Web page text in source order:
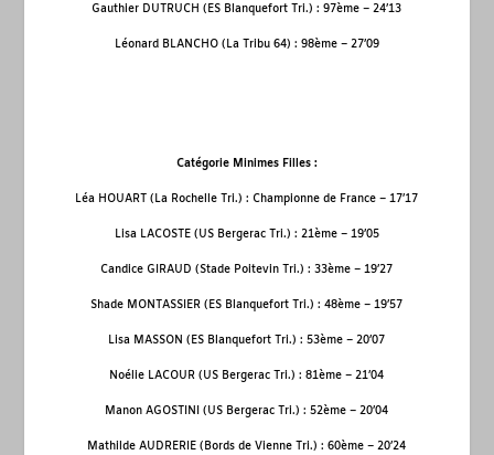
Gauthier DUTRUCH (ES Blanquefort Tri.) : 97ème – 24’13
Léonard BLANCHO (La Tribu 64) : 98ème– 27’09
Catégorie Minimes Filles :
Léa HOUART (La Rochelle Tri.) : Championne de France – 17’17
Lisa LACOSTE (US Bergerac Tri.) : 21ème– 19’05
Candice GIRAUD (Stade Poitevin Tri.) : 33ème – 19’27
Shade MONTASSIER (ES Blanquefort Tri.) : 48ème – 19’57
Lisa MASSON (ES Blanquefort Tri.) : 53ème – 20’07
Noélie LACOUR (US Bergerac Tri.) : 81ème – 21’04
Manon AGOSTINI (US Bergerac Tri.) : 52ème – 20’04
Mathilde AUDRERIE (Bords de Vienne Tri.) : 60ème – 20’24